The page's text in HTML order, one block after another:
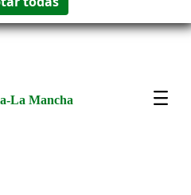
La Mancha